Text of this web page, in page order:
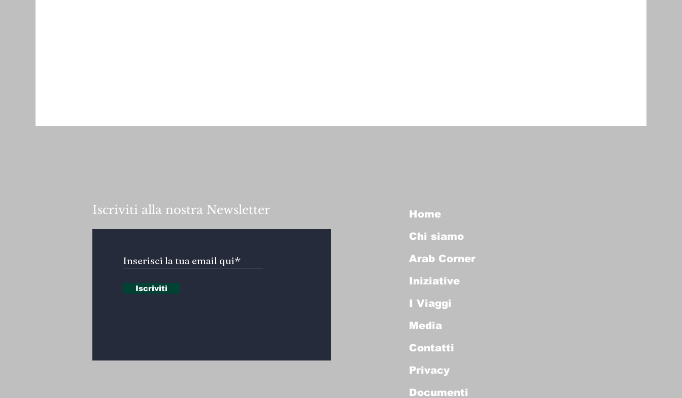
Iscriviti alla nostra Newsletter
Iscriviti
Home
Chi siamo
Arab Corner
Iniziative
I Viaggi
Media
Contatti
Privacy
Documenti